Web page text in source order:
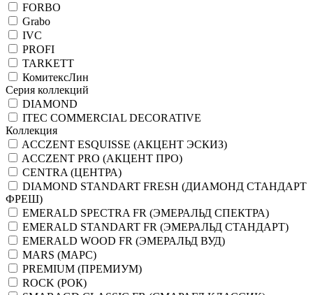
FORBO
Grabo
IVC
PROFI
TARKETT
КомитексЛин
Серия коллекций
DIAMOND
ITEC COMMERCIAL DECORATIVE
Коллекция
ACCZENT ESQUISSE (АКЦЕНТ ЭСКИЗ)
ACCZENT PRO (АКЦЕНТ ПРО)
CENTRA (ЦЕНТРА)
DIAMOND STANDART FRESH (ДИАМОНД СТАНДАРТ
ФРЕШ)
EMERALD SPECTRA FR (ЭМЕРАЛЬД СПЕКТРА)
EMERALD STANDART FR (ЭМЕРАЛЬД СТАНДАРТ)
EMERALD WOOD FR (ЭМЕРАЛЬД ВУД)
MARS (МАРС)
PREMIUM (ПРЕМИУМ)
ROCK (РОК)